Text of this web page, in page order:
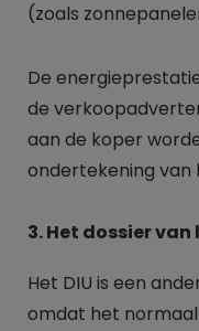
(zoals
De
de
aan de koper
ondertekening van
3. Het dossier
Het DIU is een
omdat het